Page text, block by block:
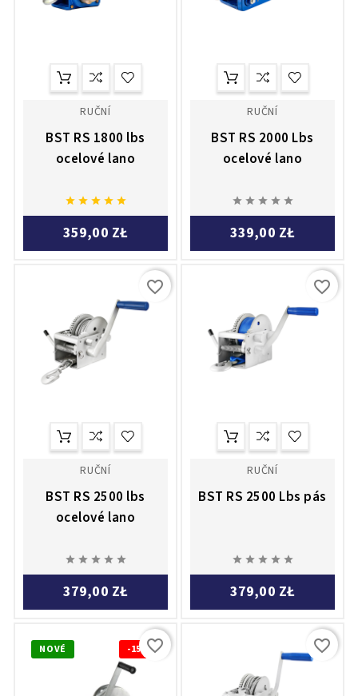
RUČNÍ
BST RS 1800 lbs
ocelové lano
    
359,00 ZŁ
RUČNÍ
BST RS 2000 Lbs
ocelové lano
    
339,00 ZŁ
RUČNÍ
BST RS 2500 lbs
ocelové lano
    
379,00 ZŁ
favorite_border
RUČNÍ
BST RS 2500 Lbs pás
    
379,00 ZŁ
favorite_border
NOVÉ -15%favorite_border favorite_border